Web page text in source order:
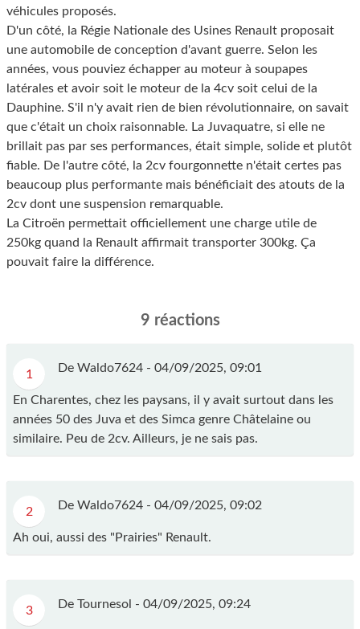
véhicules proposés.
D'un côté, la Régie Nationale des Usines Renault proposait
une automobile de conception d'avant guerre. Selon les
années, vous pouviez échapper au moteur à soupapes
latérales et avoir soit le moteur de la 4cv soit celui de la
Dauphine. S'il n'y avait rien de bien révolutionnaire, on savait
que c'était un choix raisonnable. La Juvaquatre, si elle ne
brillait pas par ses performances, était simple, solide et plutôt
fiable. De l'autre côté, la 2cv fourgonnette n'était certes pas
beaucoup plus performante mais bénéficiait des atouts de la
2cv dont une suspension remarquable.
La Citroën permettait officiellement une charge utile de
250kg quand la Renault affirmait transporter 300kg. Ça
pouvait faire la différence.
9 réactions
1 De Waldo7624 - 04/09/2025, 09:01
En Charentes, chez les paysans, il y avait surtout dans les
années 50 des Juva et des Simca genre Châtelaine ou
similaire. Peu de 2cv. Ailleurs, je ne sais pas.
2 De Waldo7624 - 04/09/2025, 09:02
Ah oui, aussi des "Prairies" Renault.
3 De Tournesol - 04/09/2025, 09:24